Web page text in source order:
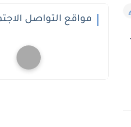
مواقع التواصل